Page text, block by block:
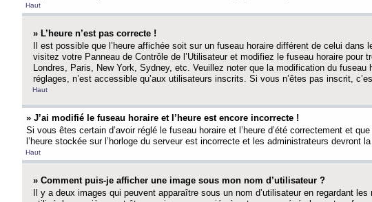
Haut
» L’heure n’est pas correcte !
Il est possible que l’heure affichée soit sur un fuseau horaire différent de celui dans
visitez votre Panneau de Contrôle de l’Utilisateur et modifiez le fuseau horaire pour
Londres, Paris, New York, Sydney, etc. Veuillez noter que la modification du fuseau
réglages, n’est accessible qu’aux utilisateurs inscrits. Si vous n’êtes pas inscrit,
Haut
» J’ai modifié le fuseau horaire et l’heure est encore incorrecte !
Si vous êtes certain d’avoir réglé le fuseau horaire et l’heure d’été correctement et
l’heure stockée sur l’horloge du serveur est incorrecte et les administrateurs devront la
Haut
» Comment puis-je afficher une image sous mon nom d’utilisateur ?
Il y a deux images qui peuvent apparaître sous un nom d’utilisateur en regardant